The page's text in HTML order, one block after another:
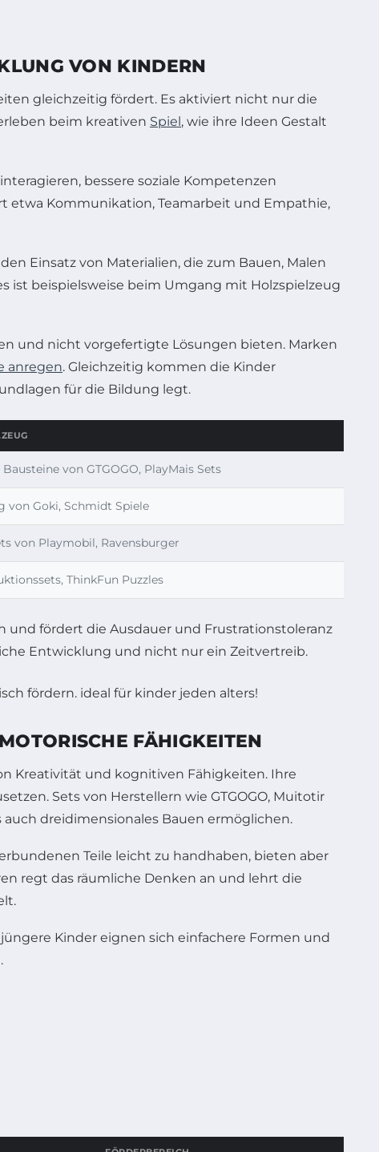
VON KINDERN
gleichzeitig fördert. Es aktiviert nicht nur die
beim kreativen Spiel , wie ihre Ideen Gestalt
bessere soziale Kompetenzen
etwa Kommunikation, Teamarbeit und Empathie,
Einsatz von Materialien, die zum Bauen, Malen
ist beispielsweise beim Umgang mit Holzspielzeug
und nicht vorgefertigte Lösungen bieten. Marken
anregen. Gleichzeitig kommen die Kinder
für die Bildung legt.
von GTGOGO, PlayMais Sets
von Goki, Schmidt Spiele
von Playmobil, Ravensburger
ThinkFun Puzzles
und fördert die Ausdauer und Frustrationstoleranz
Entwicklung und nicht nur ein Zeitvertreib.
FÄHIGKEITEN
Kreativität und kognitiven Fähigkeiten. Ihre
Sets von Herstellern wie GTGOGO, Muitotir
dreidimensionales Bauen ermöglichen.
Teile leicht zu handhaben, bieten aber
regt das räumliche Denken an und lehrt die
Kinder eignen sich einfachere Formen und